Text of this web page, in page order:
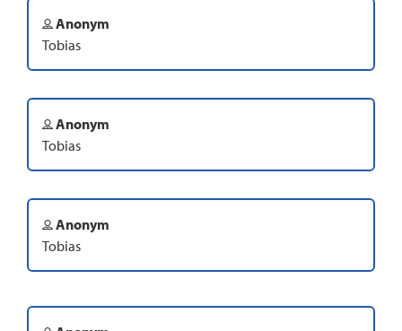
Anonym
Tobias
Anonym
Tobias
Anonym
Tobias